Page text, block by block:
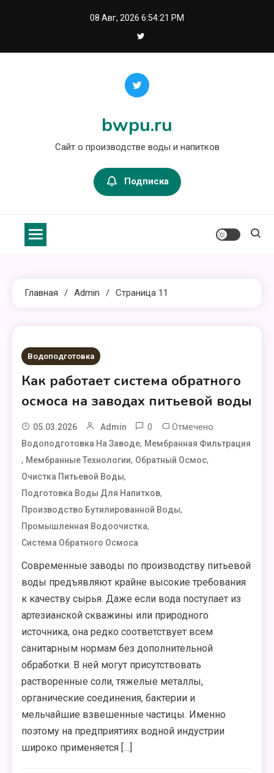
08 Авг, 2026 6:54:21 PM
bwpu.ru
Сайт о производстве воды и напитков
Подписка
Главная Admin Страница 11
Водоподготовка
Как работает система обратного
осмоса на заводах питьевой воды
05.03.2026 Admin 0 Отмечено
Водоподготовка На Заводе, Мембранная Фильтрация
, Мембранные Технологии, Обратный Осмос,
Очистка Питьевой Воды,
Подготовка Воды Для Напитков,
Производство Бутилированной Воды,
Промышленная Водоочистка,
Система Обратного Осмоса
Современные заводы по производству питьевой
воды предъявляют крайне высокие требования
к качеству сырья. Даже если вода поступает из
артезианской скважины или природного
источника, она редко соответствует всем
санитарным нормам без дополнительной
обработки. В ней могут присутствовать
растворенные соли, тяжелые металлы,
органические соединения, бактерии и
мельчайшие взвешенные частицы. Именно
поэтому на предприятиях водной индустрии
широко применяется […]